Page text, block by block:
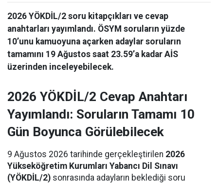
2026 YÖKDİL/2 soru kitapçıkları ve cevap
anahtarları yayımlandı. ÖSYM soruların yüzde
10’unu kamuoyuna açarken adaylar soruların
tamamını 19 Ağustos saat 23.59’a kadar AİS
üzerinden inceleyebilecek.
2026 YÖKDİL/2 Cevap Anahtarı
Yayımlandı: Soruların Tamamı 10
Gün Boyunca Görülebilecek
9 Ağustos 2026 tarihinde gerçekleştirilen 2026
Yükseköğretim Kurumları Yabancı Dil Sınavı
(YÖKDİL/2) sonrasında adayların beklediği soru